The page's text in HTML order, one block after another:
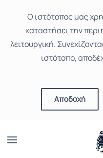
Ο ιστότοπoς μας
καταστήσει την
λειτουργική.
ιστότοπο,
Αποδοχή